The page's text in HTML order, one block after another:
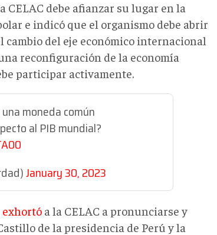
CELAC debe afianzar su lugar en la
e indicó que el organismo debe abrir
cambio del eje económico internacional
reconfiguración de la economía
participar activamente.
moneda común
al PIB mundial?
January 30, 2023
exhortó a la CELAC a pronunciarse y
de la presidencia de Perú y la